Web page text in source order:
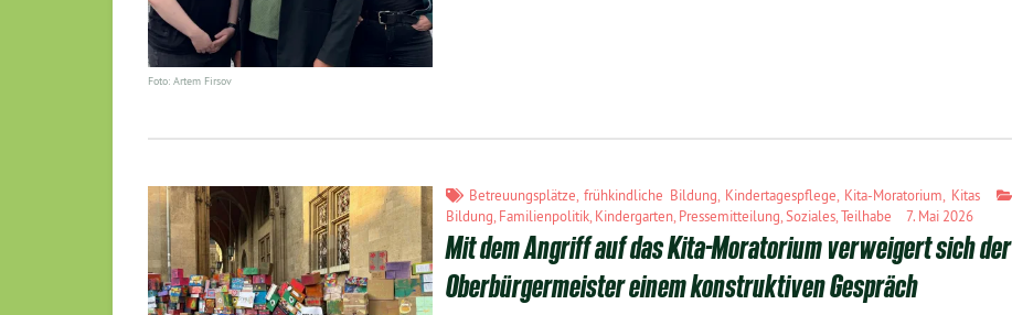
Foto: Artem Firsov
Betreuungsplätze ,frühkindliche Bildung Kindertagespflege Kita-Moratorium
Kitas
Bildung Familienpolitik, Kindergarten, Pressemitteilung Soziales, Teilhabe 7. Mai 2026
Mit dem Angriff auf das Kita-Moratorium verweigert sich der
Oberbürgermeister einem konstruktiven Gespräch